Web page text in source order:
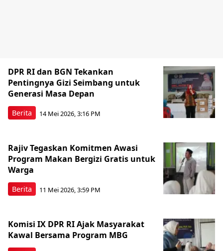
Berita
DPR RI dan BGN Tekankan
Pentingnya Gizi Seimbang untuk
Generasi Masa Depan
14 Mei 2026, 3:16 PM
Berita
Rajiv Tegaskan Komitmen Awasi
Program Makan Bergizi Gratis untuk
Warga
11 Mei 2026, 3:59 PM
Komisi IX DPR RI Ajak Masyarakat
Kawal Bersama Program MBG